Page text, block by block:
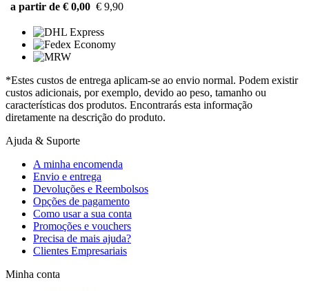
a partir de € 0,00 € 9,90
*Estes custos de entrega aplicam-se ao envio normal. Podem existir
custos adicionais, por exemplo, devido ao peso, tamanho ou
características dos produtos. Encontrarás esta informação
diretamente na descrição do produto.
Ajuda & Suporte
A minha encomenda
Envio e entrega
Devoluções e Reembolsos
Opções de pagamento
Como usar a sua conta
Promoções e vouchers
Precisa de mais ajuda?
Clientes Empresariais
Minha conta